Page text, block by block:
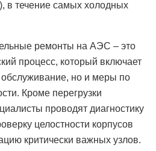
в течение самых холодных
ремонты на АЭС – это
процесс, который включает
обслуживание, но и меры по
Кроме перегрузки
проводят диагностику
целостности корпусов
критически важных узлов.